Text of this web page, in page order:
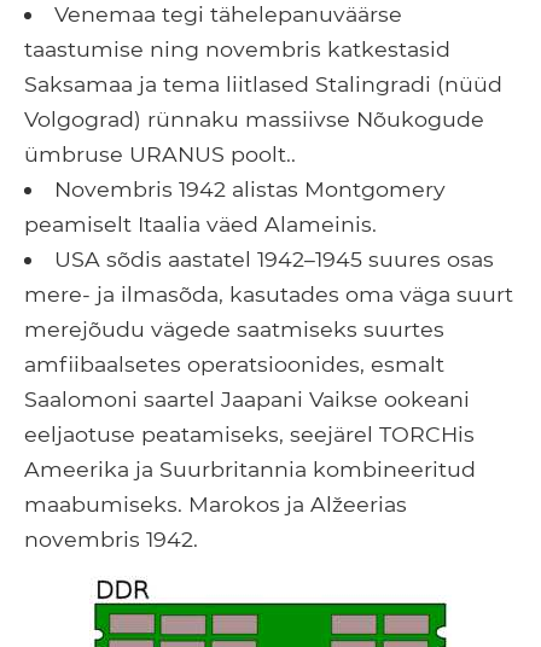
Venemaa tegi tähelepanuväärse
taastumise ning novembris katkestasid
Saksamaa ja tema liitlased Stalingradi (nüüd
Volgograd) rünnaku massiivse Nõukogude
ümbruse URANUS poolt..
Novembris 1942 alistas Montgomery
peamiselt Itaalia väed Alameinis.
USA sõdis aastatel 1942–1945 suures osas
mere- ja ilmasõda, kasutades oma väga suurt
merejõudu vägede saatmiseks suurtes
amfiibaalsetes operatsioonides, esmalt
Saalomoni saartel Jaapani Vaikse ookeani
eeljaotuse peatamiseks, seejärel TORCHis
Ameerika ja Suurbritannia kombineeritud
maabumiseks. Marokos ja Alžeerias
novembris 1942.